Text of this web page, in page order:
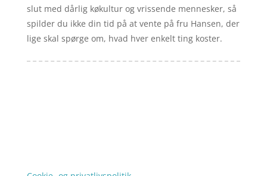
slut med dårlig køkultur og vrissende mennesker, så
spilder du ikke din tid på at vente på fru Hansen, der
lige skal spørge om, hvad hver enkelt ting koster.